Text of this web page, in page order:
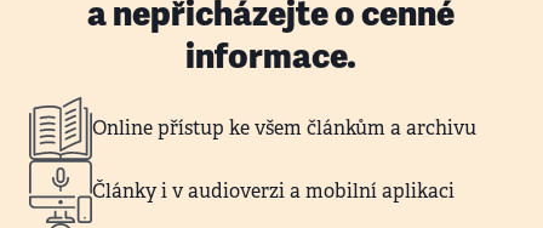
a nepřicházejte o cenné
informace.
Online přístup ke všem článkům a archivu
Články i v audioverzi a mobilní aplikaci